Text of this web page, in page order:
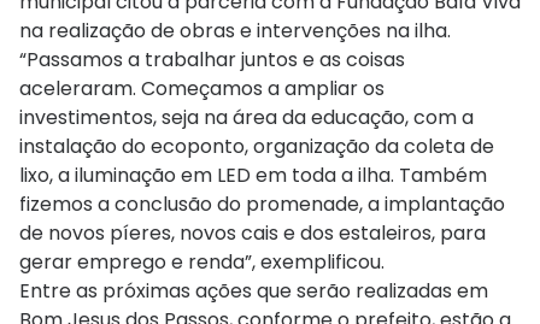
na realização de obras e intervenções na ilha.
“Passamos a trabalhar juntos e as coisas
aceleraram. Começamos a ampliar os
investimentos, seja na área da educação, com a
instalação do ecoponto, organização da coleta de
lixo, a iluminação em LED em toda a ilha. Também
fizemos a conclusão do promenade, a implantação
de novos píeres, novos cais e dos estaleiros, para
gerar emprego e renda”, exemplificou.
Entre as próximas ações que serão realizadas em